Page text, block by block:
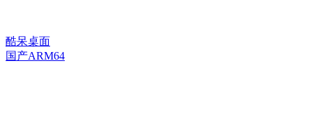
酷呆桌面
国产ARM64